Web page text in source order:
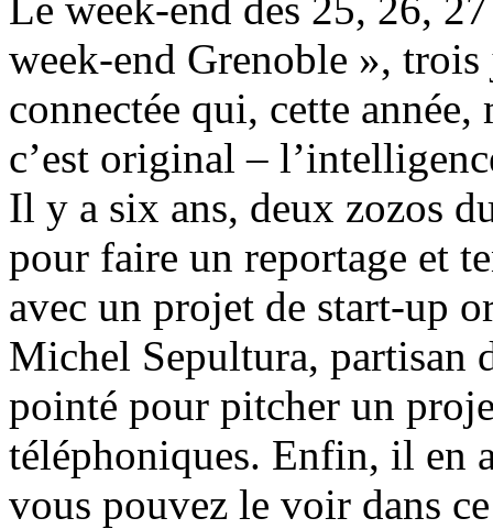
week-end Grenoble »,
connectée qui, cette
c’est original –
Il y a six ans, deux zozos
pour faire un reportage et
avec un projet de start-up
Michel Sepultura, partisan
pointé pour pitcher un
téléphoniques. Enfin, il en
vous pouvez le voir dans